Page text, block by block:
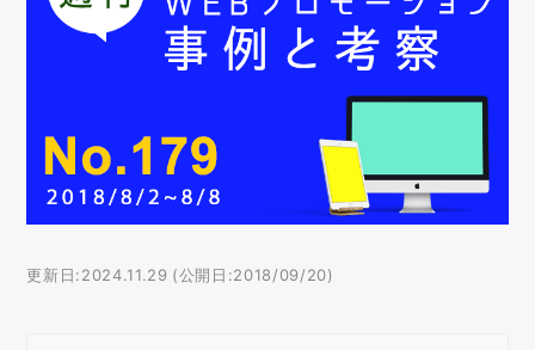
更新日:2024.11.29 (公開日:2018/09/20)